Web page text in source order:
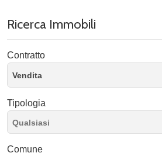
Ricerca Immobili
Contratto
Vendita
Tipologia
Comune